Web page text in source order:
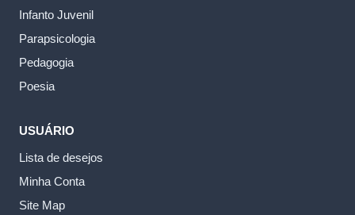
Infanto Juvenil
Parapsicologia
Pedagogia
Poesia
USUÁRIO
Lista de desejos
Minha Conta
Site Map